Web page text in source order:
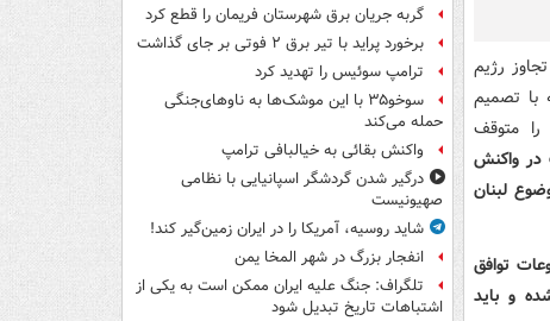
رژیم
با تصمیم
را متوقف
در واکنش
لبنان
توافق
و باید
گربه جریان برق شهرستان فریمان را قطع کرد
برخورد پراید با تیر برق ۲ فوتی بر جای گذاشت
ترامپ سوئیس را تهدید کرد
سوخو۳۵ با این موشک‌ها به ناوهای‌جنگی
حمله می‌کند
واکنش بقائی به خیالبافی ترامپ
درگیر شدن گردشگر اسپانیایی با نظامی
صهیونیست
شاید روسیه، آمریکا را در ایران زمین‌گیر کند!
انفجار بزرگ در شهر المخا یمن
تلگراف: جنگ علیه ایران ممکن است به یکی از
اشتباهات تاریخ تبدیل شود